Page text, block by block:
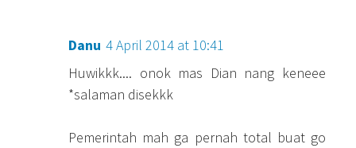
Danu 4 April 2014 at 10:41
Huwikkk.... onok mas Dian nang keneee
*salaman disekkk
Pemerintah mah ga pernah total buat go